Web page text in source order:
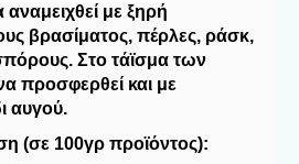
με ξηρή
βρασίματος, πέρλες, ράσκ,
Στο τάϊσμα των
προσφερθεί και με
αυγού.
(σε 100γρ προϊόντος):